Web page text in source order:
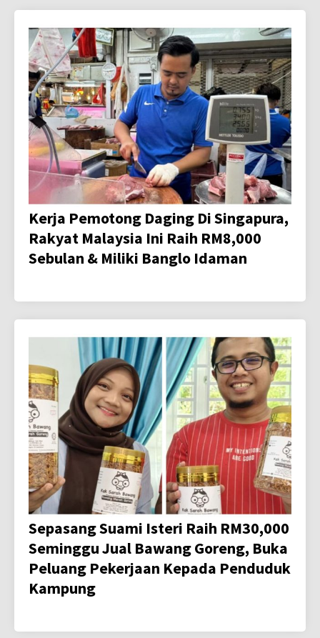
Kerja Pemotong Daging Di Singapura,
Rakyat Malaysia Ini Raih RM8,000
Sebulan & Miliki Banglo Idaman
Sepasang Suami Isteri Raih RM30,000
Seminggu Jual Bawang Goreng, Buka
Peluang Pekerjaan Kepada Penduduk
Kampung